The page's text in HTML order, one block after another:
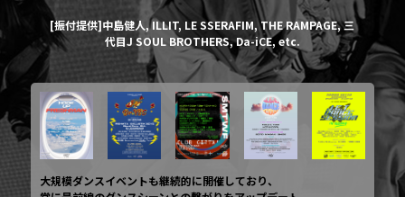
[振付提供]中島健人, ILLIT, LE SSERAFIM, THE RAMPAGE, 三
代目J SOUL BROTHERS, Da-iCE, etc.
大規模ダンスイベントも継続的に開催しており、